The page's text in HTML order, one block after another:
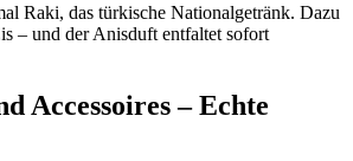
Raki, das türkische Nationalgetränk. Dazu
– und der Anisduft entfaltet sofort
Accessoires – Echte